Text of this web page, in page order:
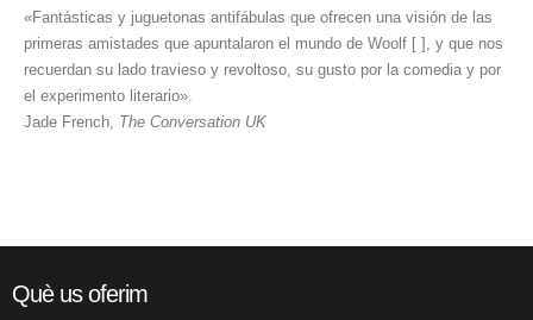
«Fantásticas y juguetonas antifábulas que ofrecen una visión de las
primeras amistades que apuntalaron el mundo de Woolf [ ], y que nos
recuerdan su lado travieso y revoltoso, su gusto por la comedia y por
el experimento literario».
Jade French, The Conversation UK
Què us oferim